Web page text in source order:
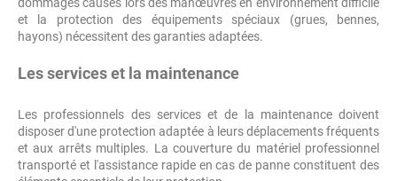
et la protection des équipements spéciaux (grues, bennes,
hayons) nécessitent des garanties adaptées.
Les services et la maintenance
Les professionnels des services et de la maintenance doivent
disposer d'une protection adaptée à leurs déplacements fréquents
et aux arrêts multiples. La couverture du matériel professionnel
transporté et l'assistance rapide en cas de panne constituent des